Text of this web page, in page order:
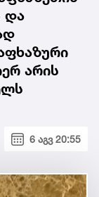
და
არის
6 აგვ 20:55